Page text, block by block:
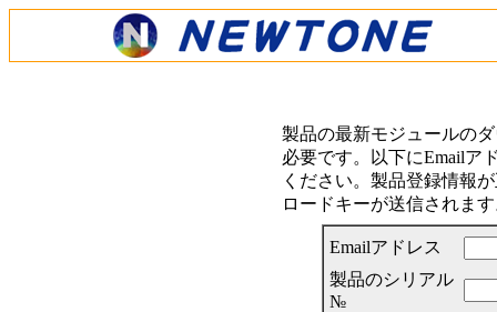
製品の最新モジュールの
必要です。以下にEmailア
ください。製品登録情報
ロードキーが送信されま
Emailアドレス
製品のシリアル
№